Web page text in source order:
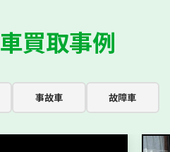
車買取事例
事故車 故障車